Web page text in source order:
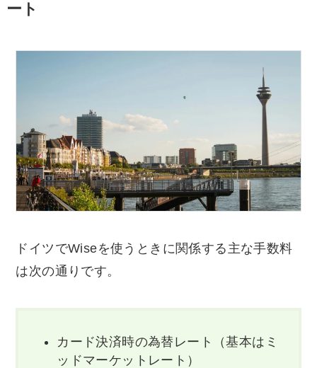
ート
ドイツでWiseを使うときに関係する主な手数料
は次の通りです。
カード決済時の為替レート（基本はミ
ッドマーケットレート）